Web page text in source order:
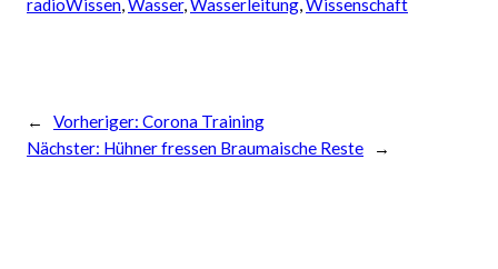
radioWissen, Wasser, Wasserleitung, Wissenschaft
← Vorheriger: Corona Training
Nächster: Hühner fressen Braumaische Reste →